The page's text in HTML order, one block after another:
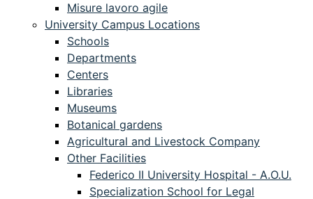
Misure lavoro agile
University Campus Locations
Schools
Departments
Centers
Libraries
Museums
Botanical gardens
Agricultural and Livestock Company
Other Facilities
Federico II University Hospital - A.O.U.
Specialization School for Legal